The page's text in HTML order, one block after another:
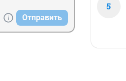
Отправить
5